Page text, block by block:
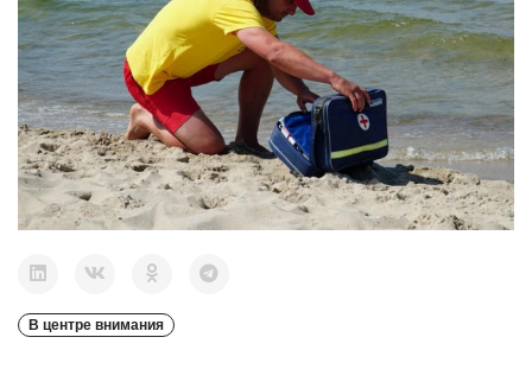
В центре внимания